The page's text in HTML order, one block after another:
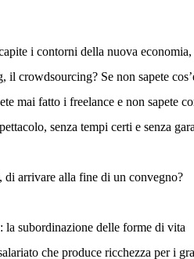
i contorni della nuova economia,
crowdsourcing? Se non sapete
mai fatto i freelance e non sapete
senza tempi certi e senza
di arrivare alla fine di un convegno?
subordinazione delle forme di vita
che produce ricchezza per i